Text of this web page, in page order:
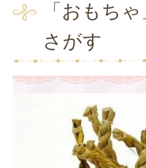
「おもち
さがす